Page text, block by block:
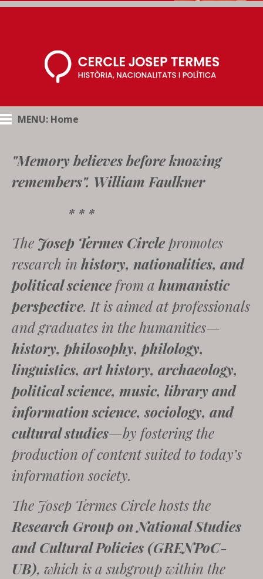
MENU: Home
"Memory believes before knowing
remembers". William Faulkner
* * *
The Josep Termes Circle promotes
research inhistory, nationalities, and
political sciencefrom ahumanistic
perspective. It is aimed at professionals
and graduates in the humanities—
history, philosophy, philology,
linguistics, art history, archaeology,
political science, music, library and
information science, sociology, and
cultural studies—by fostering the
production of content suited to today’s
information society.
The Josep Termes Circle hosts the
Research Group on National Studies
and Cultural Policies (GRENPoC-
UB), which is a subgroup within the